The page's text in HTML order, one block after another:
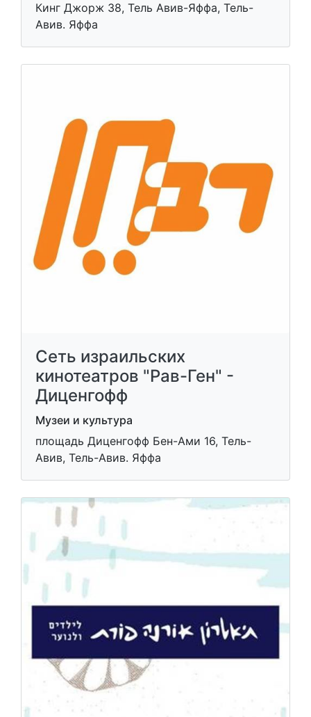
Музей Жаботинского
Музеи и культура
Сеть израильских
кинотеатров "Рав-Ген" -
Диценгофф
Музеи и культура
площадь Диценгофф Бен-Ами 16, Тель-
Авив, Тель-Авив. Яффа